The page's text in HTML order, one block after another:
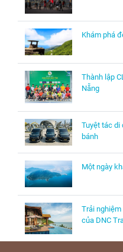
Khám phá
Thành lập
Nẵng
Tuyệt tác di
bánh
Một ngày
Trải nghiệm
của DNC